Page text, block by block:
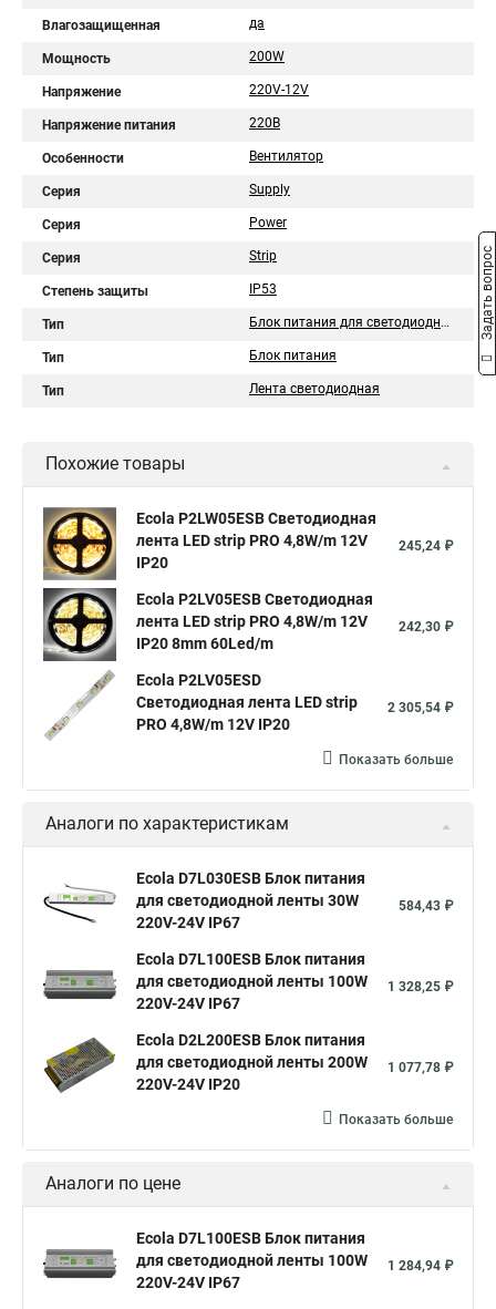
Влагозащищенная да
Мощность 200W
Напряжение 220V-12V
Напряжение питания 220В
Особенности Вентилятор
Серия Supply
Серия Power
Серия Strip
Степень защиты IP53
Тип Блок питания для светодиодной ленты
Тип Блок питания
Тип Лента светодиодная
Похожие товары
Ecola P2LW05ESB Светодиодная
лента LED strip PRO 4,8W/m 12V
IP20
245,24 ₽
Ecola P2LV05ESB Светодиодная
лента LED strip PRO 4,8W/m 12V
IP20 8mm 60Led/m
242,30 ₽
Ecola P2LV05ESD
Светодиодная лента LED strip
PRO 4,8W/m 12V IP20
2 305,54 ₽
Показать больше
Аналоги по характеристикам
Ecola D7L030ESB Блок питания
для светодиодной ленты 30W
220V-24V IP67
584,43 ₽
Ecola D7L100ESB Блок питания
для светодиодной ленты 100W
220V-24V IP67
1 328,25 ₽
Ecola D2L200ESB Блок питания
для светодиодной ленты 200W
220V-24V IP20
1 077,78 ₽
Показать больше
Аналоги по цене
Ecola D7L100ESB Блок питания
для светодиодной ленты 100W
220V-24V IP67
1 284,94 ₽
Задать вопрос